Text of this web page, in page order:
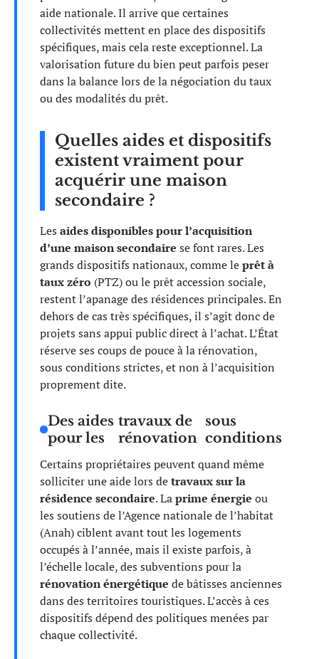
aide nationale. Il arrive que certaines
collectivités mettent en place des dispositifs
spécifiques, mais cela reste exceptionnel. La
valorisation future du bien peut parfois peser
dans la balance lors de la négociation du taux
ou des modalités du prêt.
Quelles aides et dispositifs
existent vraiment pour
acquérir une maison
secondaire ?
Les aides disponibles pour l’acquisition
d’une maison secondaire se font rares. Les
grands dispositifs nationaux, comme leprêt à
taux zéro (PTZ) ou le prêt accession sociale,
restent l’apanage des résidences principales. En
dehors de cas très spécifiques, il s’agit donc de
projets sans appui public direct à l’achat. L’État
réserve ses coups de pouce à la rénovation,
sous conditions strictes, et non à l’acquisition
proprement dite.
Des aides
pour les
travaux de
rénovation
sous
conditions
Certains propriétaires peuvent quand même
solliciter une aide lors detravaux sur la
résidence secondaire. Laprime énergie ou
les soutiens de l’Agence nationale de l’habitat
(Anah) ciblent avant tout les logements
occupés à l’année, mais il existe parfois, à
l’échelle locale, des subventions pour la
rénovation énergétique de bâtisses anciennes
dans des territoires touristiques. L’accès à ces
dispositifs dépend des politiques menées par
chaque collectivité.